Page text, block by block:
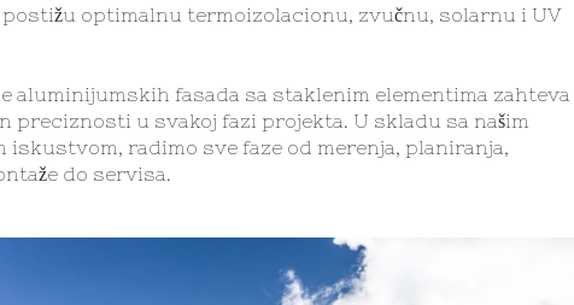
optimalnu termoizolacionu, zvučnu, solarnu i UV
aluminijumskih fasada sa staklenim elementima zahteva
preciznosti u svakoj fazi projekta. U skladu sa našim
iskustvom, radimo sve faze od merenja, planiranja,
do servisa.